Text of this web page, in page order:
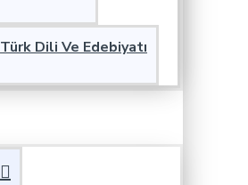
Türk Dili Ve Edebiyatı